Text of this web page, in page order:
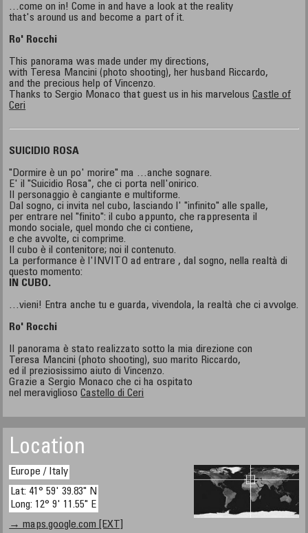
…come on in! Come in and have a look at the reality
that's around us and become a part of it.
Ro' Rocchi
This panorama was made under my directions,
with Teresa Mancini (photo shooting), her husband Riccardo,
and the precious help of Vincenzo.
Thanks to Sergio Monaco that guest us in his marvelousCastle of
Ceri
SUICIDIO ROSA
"Dormire è un po' morire" ma …anche sognare.
E' il "Suicidio Rosa", che ci porta nell'onirico.
Il personaggio è cangiante e multiforme.
Dal sogno, ci invita nel cubo, lasciando l' "infinito" alle spalle,
per entrare nel "finito": il cubo appunto, che rappresenta il
mondo sociale, quel mondo che ci contiene,
e che avvolte, ci comprime.
Il cubo è il contenitore; noi il contenuto.
La performance è l'INVITO ad entrare , dal sogno, nella realtà di
questo momento:
IN CUBO.
…vieni! Entra anche tu e guarda, vivendola, la realtà che ci avvolge.
Ro' Rocchi
Il panorama è stato realizzato sotto la mia direzione con
Teresa Mancini (photo shooting), suo marito Riccardo,
ed il preziosissimo aiuto di Vincenzo.
Grazie a Sergio Monaco che ci ha ospitato
nel meravigliosoCastello di Ceri
Location
Europe / Italy
Lat: 41° 59' 39.83" N
Long: 12° 9' 11.55" E
→ maps.google.com [EXT]